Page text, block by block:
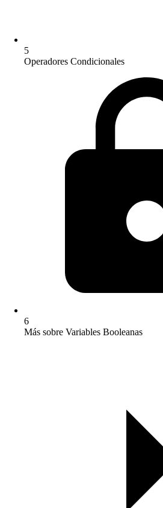
5
Operadores Condicionales
6
Más sobre Variables Booleanas